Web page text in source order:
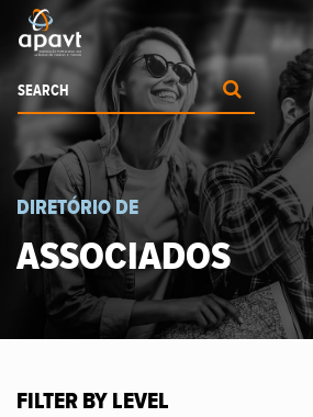
grow your business
DIRETÓRIO DE
ASSOCIADOS
FILTER BY LEVEL